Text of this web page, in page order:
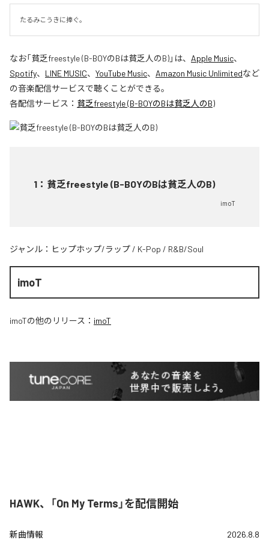
たるみこうきに捧ぐ。
なお「貧乏freestyle (B-BOYのBは貧乏人のB)」は、 Apple Music、
Spotify、 LINE MUSIC、 YouTube Music、 Amazon Music Unlimitedなど
の音楽配信サービスで聴くことができる。
各配信サービス： 貧乏freestyle (B-BOYのBは貧乏人のB)
1 ： 貧乏freestyle (B-BOYのBは貧乏人のB)
imoT
ジャンル： ヒップホップ/ラップ / K-Pop / R&B/Soul
imoT
imoTの他のリリース： imoT
HAWK、「On My Terms」を配信開始
新曲情報 2026.8.8